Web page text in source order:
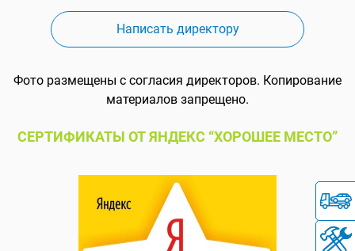
Написать директору
Фото размещены с согласия директоров. Копирование
материалов запрещено.
СЕРТИФИКАТЫ ОТ ЯНДЕКС “ХОРОШЕЕ МЕСТО”